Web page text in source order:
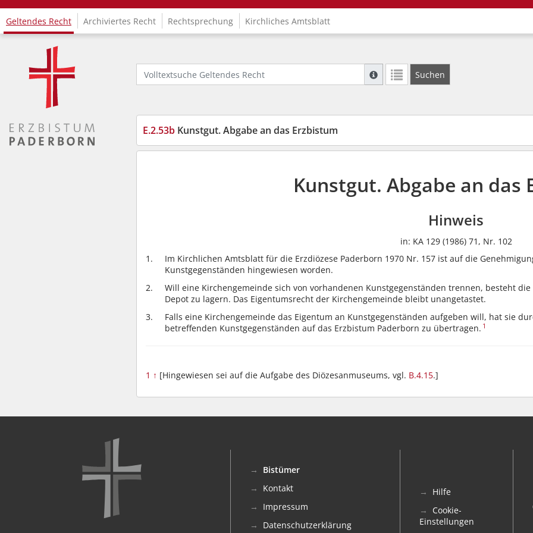
Logo Fachinformationssystem Kirchenrecht
Geltendes Recht Archiviertes Recht Rechtsprechung Kirchliches Amtsblatt
Volltextsuche Geltendes Recht
Suche mit Platzhalter "*", Bsp. Pfarrer*,
Suchen
E.2.53b Kunstgut. Abgabe an das Erzbistum
Kunstgut. Abgabe an das
Hinweis
in: KA 129 (1986) 71, Nr. 102
Im Kirchlichen Amtsblatt für die Erzdiözese Paderborn 1970 Nr. 157 ist auf die
Kunstgegenständen hingewiesen worden.
Will eine Kirchengemeinde sich von vorhandenen Kunstgegenständen trennen, besteht
Depot zu lagern. Das Eigentumsrecht der Kirchengemeinde bleibt unangetastet.
Falls eine Kirchengemeinde das Eigentum an Kunstgegenständen aufgeben will, hat sie
betreffenden Kunstgegenständen auf das Erzbistum Paderborn zu übertragen. 1
1 ↑ [Hingewiesen sei auf die Aufgabe des Diözesanmuseums, vgl. B.4.15.]
Bistümer
Kontakt
Impressum
Datenschutzerklärung
Hilfe
Cookie-
Einstellungen